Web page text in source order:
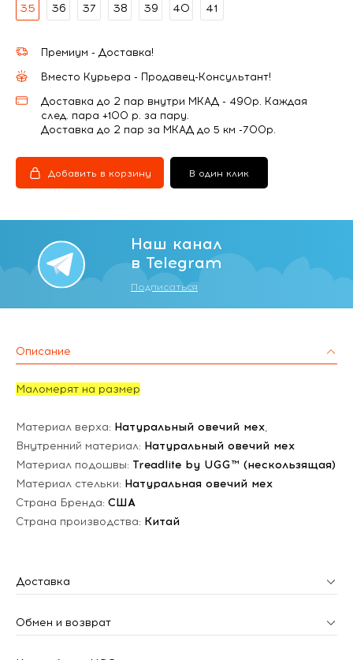
35 36 37 38 39 40 41
Премиум - Доставка!
Вместо Курьера - Продавец-Консультант!
Доставка до 2 пар внутри МКАД - 490р. Каждая
след. пара +100 р. за пару.
Доставка до 2 пар за МКАД до 5 км -700р.
Добавить в корзину В один клик
Наш канал
в Telegram
Подписаться
Описание
Маломерят на размер
Материал верха: Натуральный овечий мех,
Внутренний материал: Натуральный овечий мех
Материал подошвы: Treadlite by UGG™ (нескользящая)
Материал стельки: Натуральная овечий мех
Страна Бренда: США
Страна производства: Китай
Доставка
Обмен и возврат